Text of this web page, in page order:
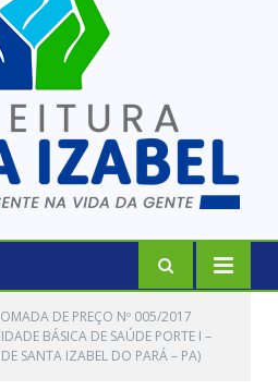
DE PREÇO Nº 005/2017
BÁSICA DE SAÚDE PORTE I –
SANTA IZABEL DO PARÁ – PA)